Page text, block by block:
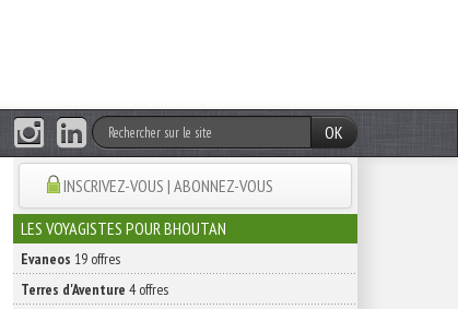
OK
INSCRIVEZ-VOUS | ABONNEZ-VOUS
LES VOYAGISTES POUR BHOUTAN
Evaneos 19 offres
Terres d'Aventure 4 offres